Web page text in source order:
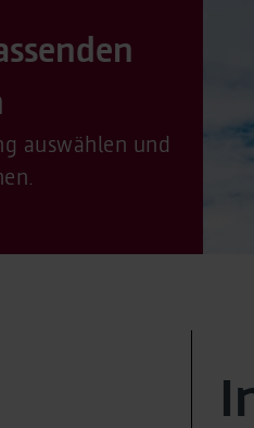
auswählen und